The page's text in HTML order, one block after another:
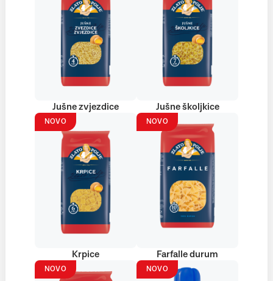
Jušne zvjezdice Jušne školjkice
NOVO
Krpice
NOVO
Farfalle durum
NOVO NOVO